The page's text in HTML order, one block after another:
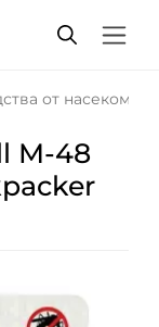
от насекомых
M-48